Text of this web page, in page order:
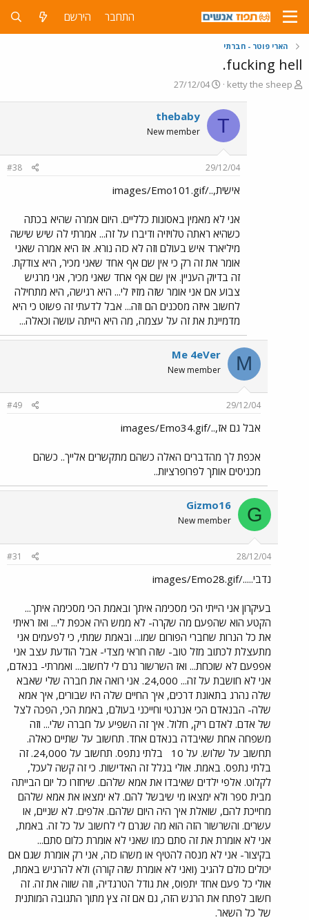
התחבר הירשם
הארי פוטר - חברתי
fucking hell.
פ
ketty the sheep
פ
ס
ם
ת
א
י
27/12/04
T
thebaby
New member
29/12/04
#38
אישית,../images/Emo101.gif
אני לא מאמין באסונות כלליים. היום אמרה שהיא בכתה
כשהיא ראתה טלויזיה ודיברו על זה... אמרתי לה שיש שישה
מיליארד איש בעולם וזה לא כזה נורא. אז היא אמרה שאני
אומר את זה רק כי אין שם אף אחד שאני מכיר, היא צודקת.
זה בדיוק העניין. אין שם אף אחד שאני מכיר, אני מרגיש
צבוע אם אני אומר שזה מזיז לי... היא רגישה, היא מתחילה
לחשוב איזה מסכנים הם וזה... אבל לדעתי זה פשוט כי היא
מדמיינת את זה על עצמה, מה היא הייתה עושה וכאלה...
M
Me 4eVer
New member
29/12/04
#49
אבל גם אז,../images/Emo34.gif
אכפת לך מהדברים האלה כשהם מתקשרים אלייך.. כשהם
מכניסים אותך לפרופרציות..
G
Gizmo16
New member
28/12/04
#31
נדבי...../images/Emo28.gif
בעיקרון אני הייתי הכי מסכימה איתך ובאמת הכי מסכימה איתך...
הקטע הוא שהפעם מה שקרה- לא ממש היה אכפת לי... ואז ראיתי
את כל הנרות שחברי הפורום שמו... ובאמת שמתי, כי לפעמים אני
מתעצלת לכתוב מזל טוב- שזה חראי מצדי- אבל הודעת עצב אני
אפפעם לא שוכחת... ואז השרשור גרם לי לחשוב... ואמרתי- בנאדם,
אני לא חושבת על זה... 24,000. אני רואה את חברה שלי שאבא
שלה נהרג בתאונת דרכים, איך החיים שלה היו שבורים, איך אמא
שלה- הבנאדם הכי אנרגטי וחייכני בעולם, באמת הכי, הפכה לצל
של אדם. לאדם ריק, חלול. איך זה השפיע על חברה שלי... וזה
משפחה אחת שאיבדה בנאדם אחד. תחשוב על שתיים כאלה.
תחשוב על שלוש. על 10
בלתי נתפס. תחשוב על 24,000. זה
בלתי נתפס. באמת. אולי בגלל זה האדישות. כי זה קשה לעכל,
לקלוט. אלפי ילדים שאיבדו את אמא שלהם. שיחזרו כל יום הבייתה
מבית ספר ולא ימצאו מי שיבשל להם. לא ימצאו את אמא שלהם
מחייכת להם, שואלת איך היה היום שלהם. אלפים. לא שניים, או
עשרים. והשרשור הזה הוא מה שגרם לי לחשוב על כל זה. באמת,
אני לא אומרת את זה סתם כמו שאני לא אומרת כלום סתם...
בקיצור- אני לא מנסה להטיף או משהו כזה, אני רק אומרת שגם אם
יכולים כולם להגיב (ואני לא אומרת שזה קורה) ולא להרגיש באמת,
אולי כל פעם אחד יתפוס, את גודל הטרגדיה, וזה שווה את זה. זה
חשוב לפתח את הרגש הזה, גם אם זה צץ מתוך התגובה המותנית
של כל השאר.